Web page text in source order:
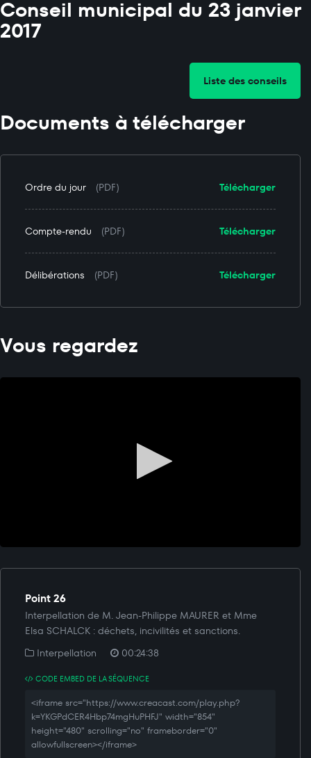
Conseil municipal du 23 janvier
2017
Liste des conseils
Documents à télécharger
Télécharger
Ordre du jour (PDF)
Télécharger
Compte-rendu (PDF)
Télécharger
Délibérations (PDF)
Vous regardez
Point 26
Interpellation de M. Jean-Philippe MAURER et Mme
Elsa SCHALCK : déchets, incivilités et sanctions.
Interpellation
00:24:38
CODE EMBED DE LA SÉQUENCE
<iframe src="https://www.creacast.com/play.php?
k=YKGPdCER4Hbp74mgHuPHFJ" width="854"
height="480" scrolling="no" frameborder="0"
allowfullscreen></iframe>